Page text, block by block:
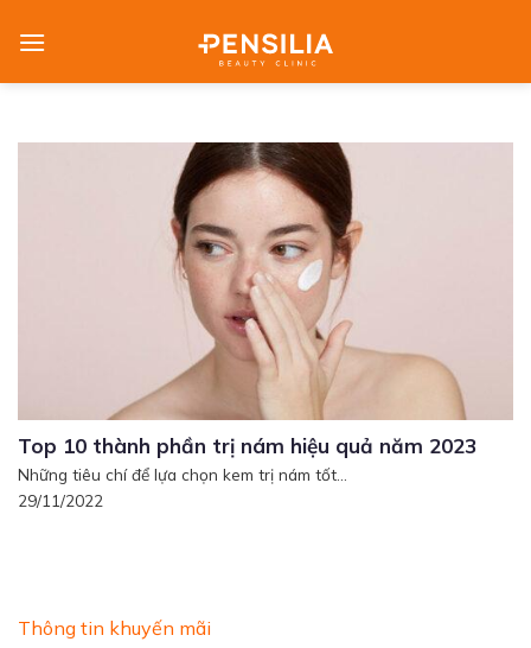
Thông tin khuyến mãi
Top 10 thành phần trị nám hiệu quả năm 2023
Những tiêu chí để lựa chọn kem trị nám tốt...
29/11/2022